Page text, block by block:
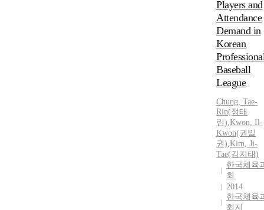
Players and
Attendance
Demand in
Korean
Baseball
League
Chung, Tae-
Rin(정태
린),Kwon, Il-
Kwon(권일
권),Kim, Ji-
Tae(김지태)
한국체육
회
2014
한국체육
회지